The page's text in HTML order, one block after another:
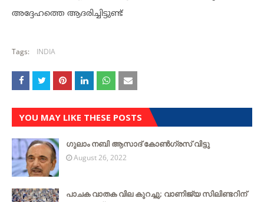
അദ്ദേഹത്തെ ആദരിച്ചിട്ടുണ്ട്
Tags: INDIA
YOU MAY LIKE THESE POSTS
ഗുലാം നബി ആസാദ് കോൺഗ്രസ് വിട്ടു
August 26, 2022
പാചക വാതക വില കുറച്ചു; വാണിജ്യ സിലിണ്ടറിന്